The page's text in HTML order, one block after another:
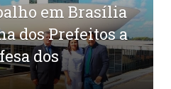
em Brasília
dos Prefeitos a
dos